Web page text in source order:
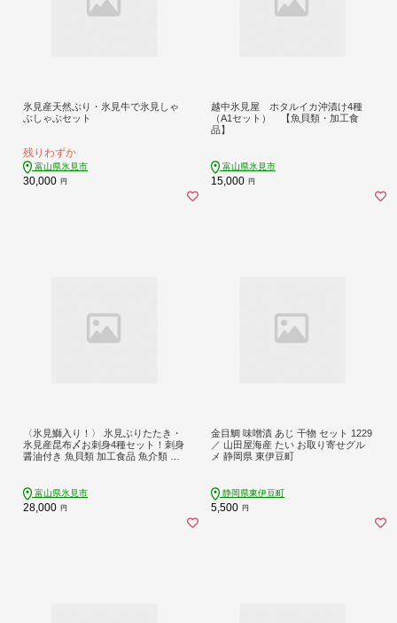
氷見産天然ぶり・氷見牛で氷見しゃ
ぶしゃぶセット
残りわずか
富山県氷見市
30,000 円
越中氷見屋 ホタルイカ沖漬け4種
（A1セット） 【魚貝類・加工食
品】
富山県氷見市
15,000 円
〈氷見鰤入り！〉 氷見ぶりたたき・
氷見産昆布〆お刺身4種セット！刺身
醤油付き 魚貝類 加工食品 魚介類 醤
富山県氷見市
28,000 円
金目鯛 味噌漬 あじ 干物 セット 1229
／ 山田屋海産 たい お取り寄せグル
メ 静岡県 東伊豆町
静岡県東伊豆町
5,500 円